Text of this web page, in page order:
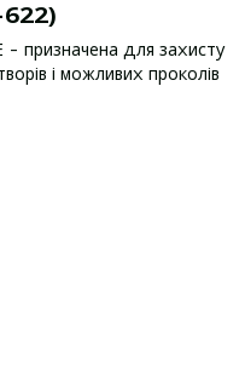
622)
- призначена для захисту
і можливих проколів